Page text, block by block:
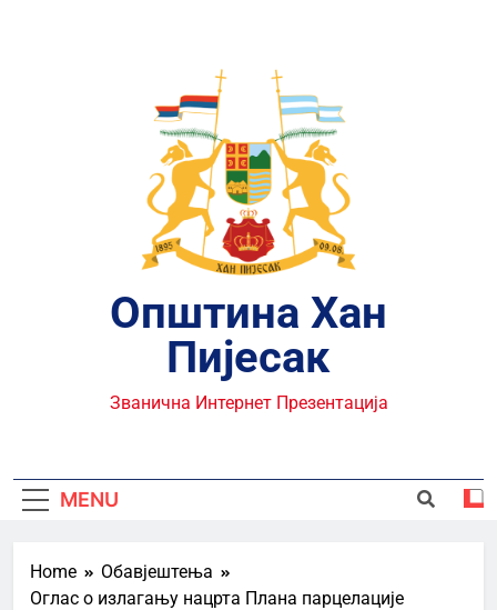
Општина Хан
Пијесак
Званична Интернет Презентација
MENU
Home
Обавјештења
Оглас о излагању нацрта Плана парцелације